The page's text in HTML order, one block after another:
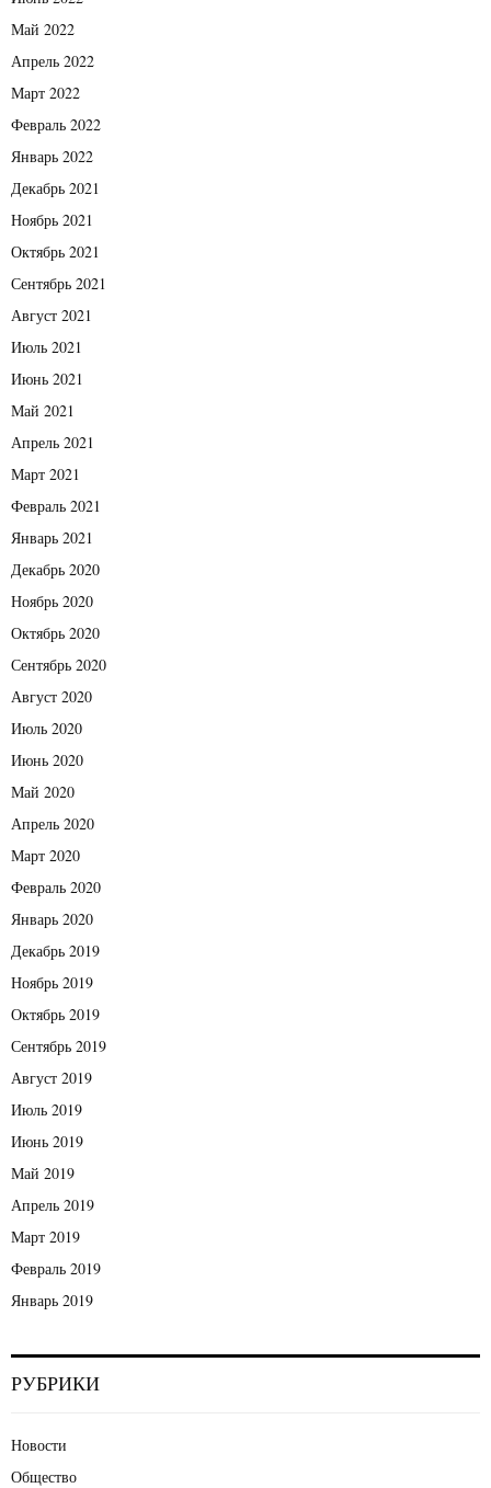
Май 2022
Апрель 2022
Март 2022
Февраль 2022
Январь 2022
Декабрь 2021
Ноябрь 2021
Октябрь 2021
Сентябрь 2021
Август 2021
Июль 2021
Июнь 2021
Май 2021
Апрель 2021
Март 2021
Февраль 2021
Январь 2021
Декабрь 2020
Ноябрь 2020
Октябрь 2020
Сентябрь 2020
Август 2020
Июль 2020
Июнь 2020
Май 2020
Апрель 2020
Март 2020
Февраль 2020
Январь 2020
Декабрь 2019
Ноябрь 2019
Октябрь 2019
Сентябрь 2019
Август 2019
Июль 2019
Июнь 2019
Май 2019
Апрель 2019
Март 2019
Февраль 2019
Январь 2019
РУБРИКИ
Новости
Общество